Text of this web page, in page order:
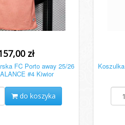
zł
FC Porto away 25/26
#4 Kiwior
do koszyka